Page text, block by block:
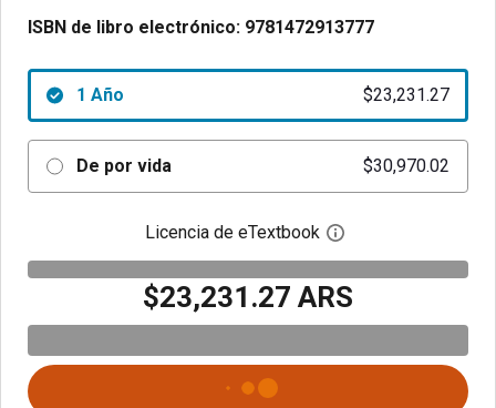
ISBN de libro electrónico: 9781472913777
1 Año $23,231.27
De por vida $30,970.02
Licencia de eTextbook Abre el cuadro de
$23,231.27 ARS